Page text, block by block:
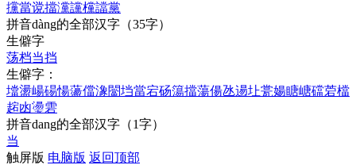
攩當谠擋灙讜欓譡黨
拼音dàng的全部汉字 （35字）
生僻字
荡档当挡
生僻字：
壋盪崵碭愓蘯儅潒闣垱當宕砀簜擋蕩偒氹逿圵瓽婸瞊嵣礑菪檔
趤凼璗雼
拼音dang的全部汉字 （1字）
当
触屏版 电脑版 返回顶部